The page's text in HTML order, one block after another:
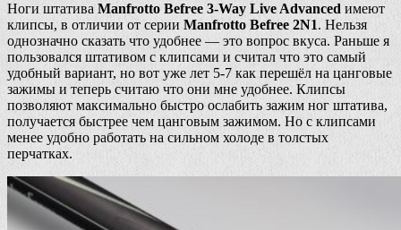
Ноги штатива Manfrotto Befree 3-Way Live Advanced имеют
клипсы, в отличии от серии Manfrotto Befree 2N1. Нельзя
однозначно сказать что удобнее — это вопрос вкуса. Раньше я
пользовался штативом с клипсами и считал что это самый
удобный вариант, но вот уже лет 5-7 как перешёл на цанговые
зажимы и теперь считаю что они мне удобнее. Клипсы
позволяют максимально быстро ослабить зажим ног штатива,
получается быстрее чем цанговым зажимом. Но с клипсами
менее удобно работать на сильном холоде в толстых
перчатках.